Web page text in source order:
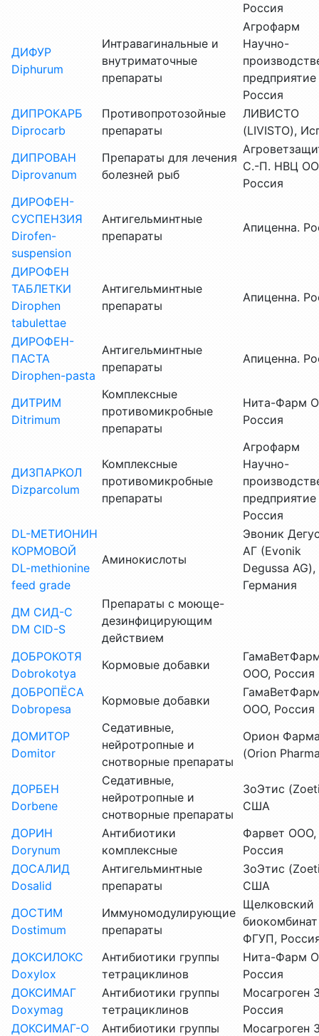
Россия
ДИФУР
Diphurum
Интравагинальные и
внутриматочные
препараты
Агрофарм
Научно-
Россия
ДИПРОКАРБ
Diprocarb
Противопротозойные
препараты
ЛИВИСТО
(LIVISTO),
ДИПРОВАН
Diprovanum
Препараты для лечения
болезней рыб
С.-П. НВЦ
Россия
ДИРОФЕН-
СУСПЕНЗИЯ
Dirofen-
suspension
Антигельминтные
препараты
Апиценна.
ДИРОФЕН
ТАБЛЕТКИ
Dirophen
tabulettae
Антигельминтные
препараты
Апиценна.
ДИРОФЕН-
ПАСТА
Dirophen-pasta
Антигельминтные
препараты
Апиценна.
ДИТРИМ
Ditrimum
Комплексные
противомикробные
препараты
Нита-Фарм
Россия
ДИЗПАРКОЛ
Dizparcolum
Комплексные
противомикробные
препараты
Агрофарм
Научно-
Россия
DL-МЕТИОНИН
КОРМОВОЙ
DL-methionine
feed grade
Аминокислоты
Эвоник
АГ (Evonik
Degussa AG),
Германия
ДМ СИД-С
DM CID-S
Препараты с моюще-
дезинфицирующим
действием
ДОБРОКОТЯ
Dobrokotya
Кормовые добавки
ООО, Россия
ДОБРОПЁСА
Dobropesa
Кормовые добавки
ООО, Россия
ДОМИТОР
Domitor
Седативные,
нейротропные и
снотворные препараты
Орион
(Orion
ДОРБЕН
Dorbene
Седативные,
нейротропные и
снотворные препараты
ЗоЭтис
США
ДОРИН
Dorynum
Антибиотики
комплексные
Фарвет ООО,
Россия
ДОСАЛИД
Dosalid
Антигельминтные
препараты
ЗоЭтис
США
ДОСТИМ
Dostimum
Иммуномодулирующие
препараты
Щелковский
биокомбинат
ФГУП,
ДОКСИЛОКС
Doxylox
Антибиотики группы
тетрациклинов
Нита-Фарм
Россия
ДОКСИМАГ
Doxymag
Антибиотики группы
тетрациклинов
Мосагроген
Россия
ДОКСИМАГ-О
Антибиотики группы
Мосагроген